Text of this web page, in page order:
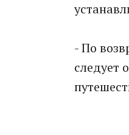
- По
следует